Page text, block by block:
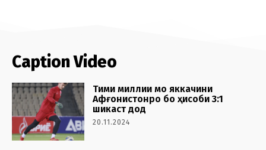
Caption Video
Тими миллии мо яккачини
Афғонистонро бо ҳисоби 3:1
шикаст дод
20.11.2024